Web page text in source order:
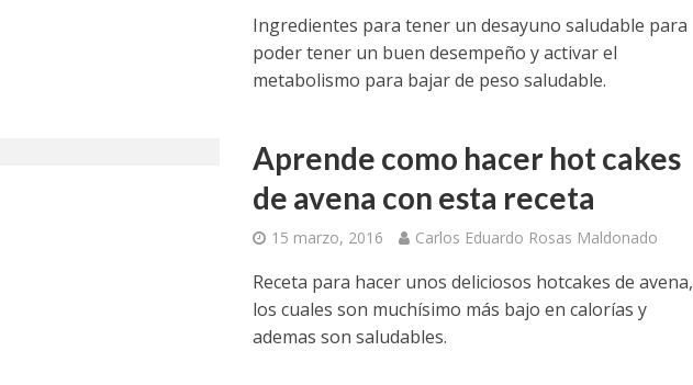
Ingredientes para tener un desayuno saludable para
poder tener un buen desempeño y activar el
metabolismo para bajar de peso saludable.
Aprende como hacer hot cakes
de avena con esta receta
15 marzo, 2016 Carlos Eduardo Rosas Maldonado
Receta para hacer unos deliciosos hotcakes de avena,
los cuales son muchísimo más bajo en calorías y
ademas son saludables.